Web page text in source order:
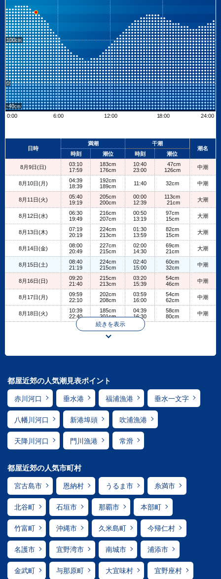
100
0
-40
0:00
6:00 12:00 18:00 24:00
+
日時
満潮
干潮
潮名
時刻
潮位 時刻 潮位
8月9日(日)
03:10
17:59
183cm
176cm
10:40
23:00
47cm
126cm
中潮
8月10日(月)
04:39
18:39
192cm
189cm
11:40 32cm 中潮
8月11日(火)
05:40
19:19
205cm
200cm
00:00
12:39
113cm
21cm
大潮
8月12日(水)
06:30
19:49
216cm
207cm
00:50
13:19
97cm
15cm
大潮
8月13日(木)
07:19
20:19
224cm
213cm
01:30
13:59
82cm
15cm
大潮
8月14日(金)
08:00
20:49
227cm
215cm
02:00
14:30
69cm
21cm
大潮
8月15日(土)
08:40
21:19
224cm
215cm
02:40
15:00
60cm
32cm
中潮
8月16日(日)
09:20
21:40
215cm
213cm
03:20
15:39
54cm
46cm
中潮
8月17日(月)
09:59
22:10
202cm
208cm
03:59
16:00
54cm
62cm
中潮
8月18日(火)
10:39
22:40
185cm
201cm
04:39
16:30
58cm
80cm
中潮
続きを表示
都屋近郊の人気潮見表ポイント
赤川河口 垂水港 福浦漁港 垂水一文字
八幡川河口 新港埠頭 吹浦漁港
天降川河口 門川漁港 常滑
都屋近郊の人気市町村
宮古島市 恩納村 うるま市 糸満市
北谷町 石垣市 那覇市 本部町
竹富町 沖縄市 久米島町 今帰仁村
名護市 宜野湾市 南城市 浦添市
金武町 与那原町 大宜味村 宜野座村